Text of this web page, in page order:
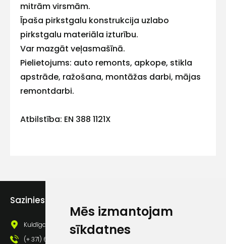
Mēs izmantojam
sīkdatnes
mitrām virsmām.
Īpaša pirkstgalu konstrukcija uzlabo
pirkstgalu materiāla izturību.
Var mazgāt veļasmašīnā.
Pielietojums: auto remonts, apkope, stikla
apstrāde, ražošana, montāžas darbi, mājas
remontdarbi.
Atbilstība: EN 388 1121X
Sazinies ar mums
Kuldīgas iela 69a, Saldus, Saldus nov., LV - 3801
(+ 371) 63 881 186
Ziņojums